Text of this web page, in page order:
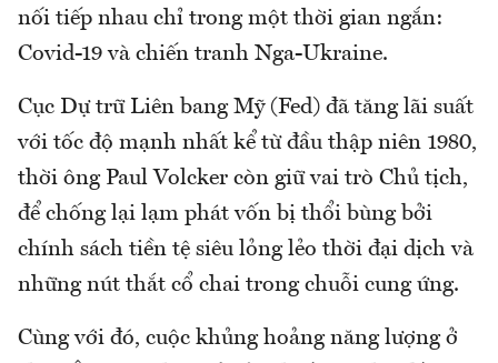
nối tiếp nhau chỉ trong một thời gian ngắn:
Covid-19 và chiến tranh Nga-Ukraine.
Cục Dự trữ Liên bang Mỹ (Fed) đã tăng lãi suất
với tốc độ mạnh nhất kể từ đầu thập niên 1980,
thời ông Paul Volcker còn giữ vai trò Chủ tịch,
để chống lại lạm phát vốn bị thổi bùng bởi
chính sách tiền tệ siêu lỏng lẻo thời đại dịch và
những nút thắt cổ chai trong chuỗi cung ứng.
Cùng với đó, cuộc khủng hoảng năng lượng ở